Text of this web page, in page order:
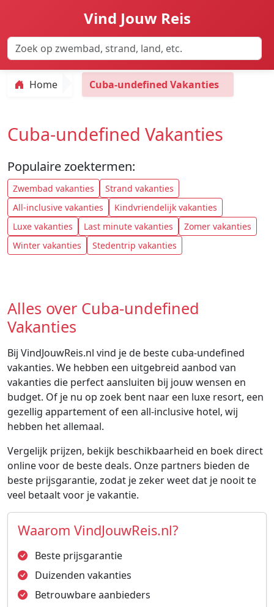
Vind Jouw Reis
Home Cuba-undefined Vakanties
Cuba-undefined Vakanties
Populaire zoektermen:
Zwembad vakanties
Strand vakanties
All-inclusive vakanties
Kindvriendelijk vakanties
Luxe vakanties
Last minute vakanties
Zomer vakanties
Winter vakanties
Stedentrip vakanties
Alles over Cuba-undefined
Vakanties
Bij VindJouwReis.nl vind je de beste cuba-undefined
vakanties. We hebben een uitgebreid aanbod van
vakanties die perfect aansluiten bij jouw wensen en
budget. Of je nu op zoek bent naar een luxe resort, een
gezellig appartement of een all-inclusive hotel, wij
hebben het allemaal.
Vergelijk prijzen, bekijk beschikbaarheid en boek direct
online voor de beste deals. Onze partners bieden de
beste prijsgarantie, zodat je zeker weet dat je nooit te
veel betaalt voor je vakantie.
Waarom VindJouwReis.nl?
Beste prijsgarantie
Duizenden vakanties
Betrouwbare aanbieders